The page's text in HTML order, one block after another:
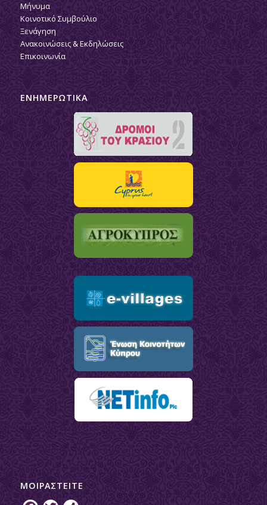
Μήνυμα
Κοινοτικό Συμβούλιο
Ξενάγηση
Ανακοινώσεις & Εκδηλώσεις
Επικοινωνία
ΕΝΗΜΕΡΩΤΙΚΑ
ΜΟΙΡΑΣTEITE